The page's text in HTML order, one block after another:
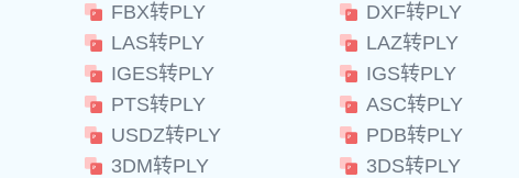
FBX转PLY DXF转PLY
LAS转PLY LAZ转PLY
IGES转PLY IGS转PLY
PTS转PLY ASC转PLY
USDZ转PLY PDB转PLY
3DM转PLY 3DS转PLY